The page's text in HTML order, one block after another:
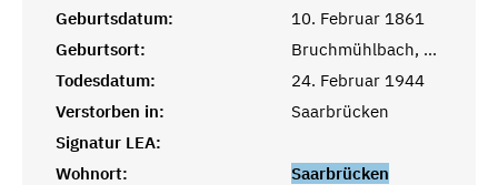
Geburtsdatum:
10. Februar 1861
Geburtsort:
Bruchmühlbach, Bayr. Pfalz
Todesdatum:
24. Februar 1944
Verstorben in:
Saarbrücken
Signatur LEA:
Wohnort:
Saarbrücken